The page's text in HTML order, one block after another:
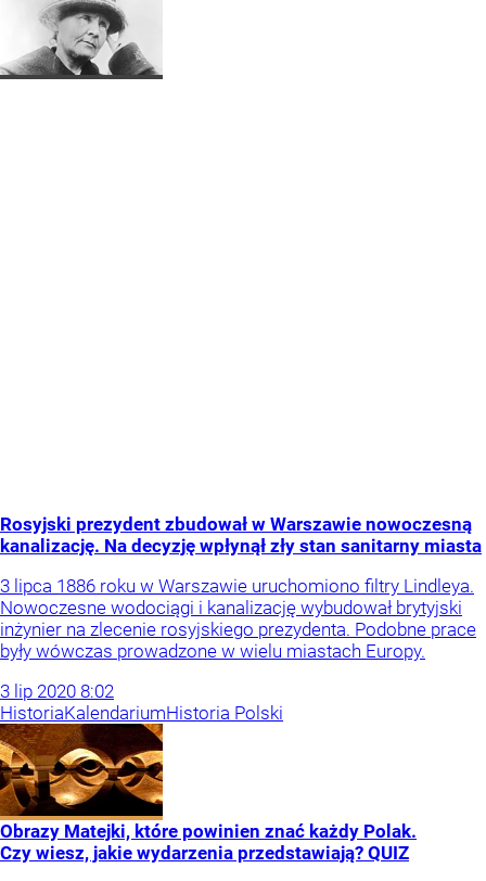
Rosyjski prezydent zbudował w Warszawie nowoczesną
kanalizację. Na decyzję wpłynął zły stan sanitarny miasta
3 lipca 1886 roku w Warszawie uruchomiono filtry Lindleya.
Nowoczesne wodociągi i kanalizację wybudował brytyjski
inżynier na zlecenie rosyjskiego prezydenta. Podobne prace
były wówczas prowadzone w wielu miastach Europy.
3 lip 2020 8:02
HistoriaKalendariumHistoria Polski
Obrazy Matejki, które powinien znać każdy Polak.
Czy wiesz, jakie wydarzenia przedstawiają? QUIZ